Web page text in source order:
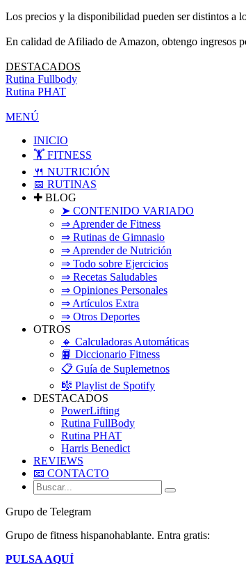
Los precios y la disponibilidad pueden ser distintos a
En calidad de Afiliado de Amazon, obtengo ingresos
DESTACADOS
Rutina Fullbody
Rutina PHAT
MENÚ
INICIO
🏋️ FITNESS
🍴 NUTRICIÓN
📅 RUTINAS
✚ BLOG
➤ CONTENIDO VARIADO
⇒ Aprender de Fitness
⇒ Rutinas de Gimnasio
⇒ Aprender de Nutrición
⇒ Todo sobre Ejercicios
⇒ Recetas Saludables
⇒ Opiniones Personales
⇒ Artículos Extra
⇒ Otros Deportes
OTROS
🔸 Calculadoras Automáticas
📙 Diccionario Fitness
📋 Guía de Suplemetnos
🎼 Playlist de Spotify
DESTACADOS
PowerLifting
Rutina FullBody
Rutina PHAT
Harris Benedict
REVIEWS
📧 CONTACTO
Grupo de Telegram
Grupo de fitness hispanohablante. Entra gratis:
PULSA AQUÍ